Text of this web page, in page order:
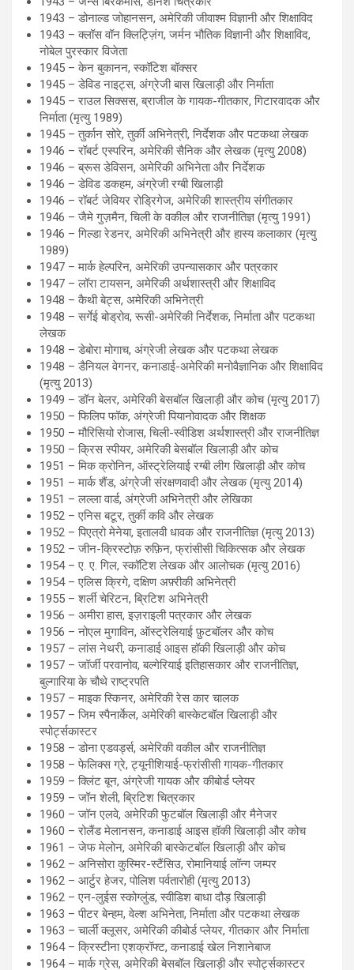
1943 – डोनाल्ड जोहानसन, अमेरिकी जीवाश्म विज्ञानी और शिक्षाविद
1943 – क्लॉस वॉन क्लिट्ज़िंग, जर्मन भौतिक विज्ञानी और शिक्षाविद,
नोबेल पुरस्कार विजेता
1945 – केन बुकानन, स्कॉटिश बॉक्सर
1945 – डेविड नाइट्स, अंग्रेजी बास खिलाड़ी और निर्माता
1945 – राउल सिक्सस, ब्राजील के गायक-गीतकार, गिटारवादक और
निर्माता (मृत्यु 1989)
1945 – तुर्कान सोरे, तुर्की अभिनेत्री, निर्देशक और पटकथा लेखक
1946 – रॉबर्ट एस्परिन, अमेरिकी सैनिक और लेखक (मृत्यु 2008)
1946 – ब्रूस डेविसन, अमेरिकी अभिनेता और निर्देशक
1946 – डेविड डकहम, अंग्रेजी रग्बी खिलाड़ी
1946 – रॉबर्ट जेवियर रोड्रिगेज, अमेरिकी शास्त्रीय संगीतकार
1946 – जैमे गुज़मैन, चिली के वकील और राजनीतिज्ञ (मृत्यु 1991)
1946 – गिल्डा रेडनर, अमेरिकी अभिनेत्री और हास्य कलाकार (मृत्यु
1989)
1947 – मार्क हेल्परिन, अमेरिकी उपन्यासकार और पत्रकार
1947 – लॉरा टायसन, अमेरिकी अर्थशास्त्री और शिक्षाविद
1948 – कैथी बेट्स, अमेरिकी अभिनेत्री
1948 – सर्गेई बोड्रोव, रूसी-अमेरिकी निर्देशक, निर्माता और पटकथा
लेखक
1948 – डेबोरा मोगाच, अंग्रेजी लेखक और पटकथा लेखक
1948 – डैनियल वेगनर, कनाडाई-अमेरिकी मनोवैज्ञानिक और शिक्षाविद
(मृत्यु 2013)
1949 – डॉन बेलर, अमेरिकी बेसबॉल खिलाड़ी और कोच (मृत्यु 2017)
1950 – फिलिप फॉक, अंग्रेजी पियानोवादक और शिक्षक
1950 – मौरिसियो रोजास, चिली-स्वीडिश अर्थशास्त्री और राजनीतिज्ञ
1950 – क्रिस स्पीयर, अमेरिकी बेसबॉल खिलाड़ी और कोच
1951 – मिक क्रोनिन, ऑस्ट्रेलियाई रग्बी लीग खिलाड़ी और कोच
1951 – मार्क शैंड, अंग्रेजी संरक्षणवादी और लेखक (मृत्यु 2014)
1951 – लल्ला वार्ड, अंग्रेजी अभिनेत्री और लेखिका
1952 – एनिस बटूर, तुर्की कवि और लेखक
1952 – पिएत्रो मेनेया, इतालवी धावक और राजनीतिज्ञ (मृत्यु 2013)
1952 – जीन-क्रिस्टोफ़ रुफ़िन, फ्रांसीसी चिकित्सक और लेखक
1954 – ए. ए. गिल, स्कॉटिश लेखक और आलोचक (मृत्यु 2016)
1954 – एलिस क्रिगे, दक्षिण अफ़्रीकी अभिनेत्री
1955 – शर्ली चेरिटन, ब्रिटिश अभिनेत्री
1956 – अमीरा हास, इज़राइली पत्रकार और लेखक
1956 – नोएल मुगाविन, ऑस्ट्रेलियाई फ़ुटबॉलर और कोच
1957 – लांस नेथरी, कनाडाई आइस हॉकी खिलाड़ी और कोच
1957 – जॉर्जी परवानोव, बल्गेरियाई इतिहासकार और राजनीतिज्ञ,
बुल्गारिया के चौथे राष्ट्रपति
1957 – माइक स्किनर, अमेरिकी रेस कार चालक
1957 – जिम स्पैनार्केल, अमेरिकी बास्केटबॉल खिलाड़ी और
स्पोर्ट्सकास्टर
1958 – डोना एडवर्ड्स, अमेरिकी वकील और राजनीतिज्ञ
1958 – फेलिक्स ग्रे, ट्यूनीशियाई-फ्रांसीसी गायक-गीतकार
1959 – क्लिंट बून, अंग्रेजी गायक और कीबोर्ड प्लेयर
1959 – जॉन शेली, ब्रिटिश चित्रकार
1960 – जॉन एलवे, अमेरिकी फुटबॉल खिलाड़ी और मैनेजर
1960 – रोलैंड मेलानसन, कनाडाई आइस हॉकी खिलाड़ी और कोच
1961 – जेफ मेलोन, अमेरिकी बास्केटबॉल खिलाड़ी और कोच
1962 – अनिसोरा कुस्मिर-स्टैंसिउ, रोमानियाई लॉन्ग जम्पर
1962 – आर्टुर हेजर, पोलिश पर्वतारोही (मृत्यु 2013)
1962 – एन-लुईस स्कोग्लुंड, स्वीडिश बाधा दौड़ खिलाड़ी
1963 – पीटर बेन्हम, वेल्श अभिनेता, निर्माता और पटकथा लेखक
1963 – चार्ली क्लूसर, अमेरिकी कीबोर्ड प्लेयर, गीतकार और निर्माता
1964 – क्रिस्टीना एशक्रॉफ्ट, कनाडाई खेल निशानेबाज
1964 – मार्क ग्रेस, अमेरिकी बेसबॉल खिलाड़ी और स्पोर्ट्सकास्टर